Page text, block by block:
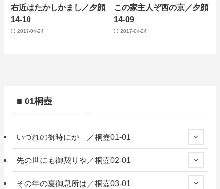
右近はたかしかまし／夕顔
14-10
2017-04-24
この家主人ぞ西の京／夕顔
14-09
2017-04-24
■ 01桐壺
いづれの御時にか ／桐壺01-01
先の世にも御契りや／桐壺02-01
その年の夏御息所は／桐壺03-01